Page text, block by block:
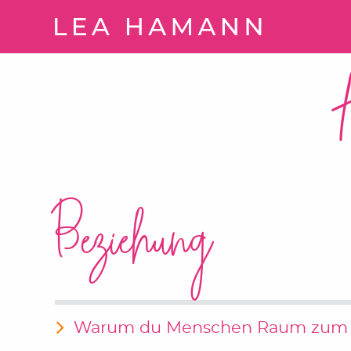
Beziehung
Warum du Menschen Raum